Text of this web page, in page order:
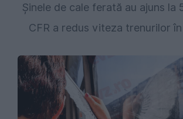
Șinele de cale ferată au ajuns la
CFR a redus viteza trenurilor